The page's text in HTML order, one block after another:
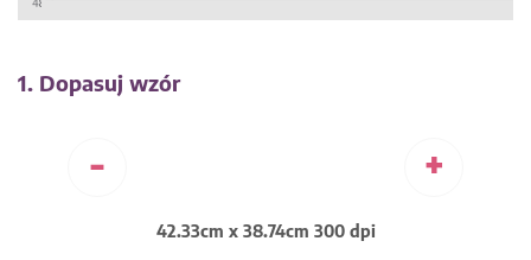
1. Dopasuj wzór
- +
42.33cm x 38.74cm 300 dpi